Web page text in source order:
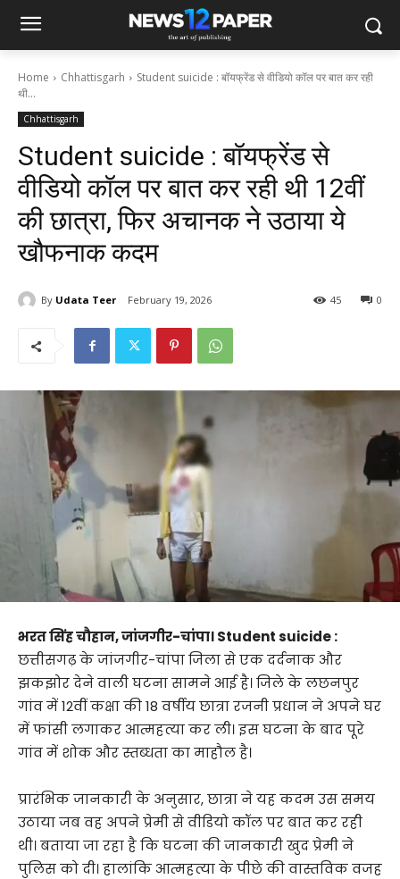
Home Chhattisgarh
Student suicide : बॉयफ्रेंड से वीडियो कॉल पर बात कर रही
थी...
Chhattisgarh
Student suicide : बॉयफ्रेंड से
वीडियो कॉल पर बात कर रही थी 12वीं
की छात्रा, फिर अचानक ने उठाया ये
खौफनाक कदम
By Udata Teer February 19, 2026 0
45
भरत सिंह चौहान, जांजगीर-चांपा। Student suicide :
छत्तीसगढ़ के जांजगीर-चांपा जिला से एक दर्दनाक और
झकझोर देने वाली घटना सामने आई है। जिले के लछनपुर
गांव में 12वीं कक्षा की 18 वर्षीय छात्रा रजनी प्रधान ने अपने घर
में फांसी लगाकर आत्महत्या कर ली। इस घटना के बाद पूरे
गांव में शोक और स्तब्धता का माहौल है।
प्रारंभिक जानकारी के अनुसार, छात्रा ने यह कदम उस समय
उठाया जब वह अपने प्रेमी से वीडियो कॉल पर बात कर रही
थी। बताया जा रहा है कि घटना की जानकारी खुद प्रेमी ने
पुलिस को दी। हालांकि आत्महत्या के पीछे की वास्तविक वजह